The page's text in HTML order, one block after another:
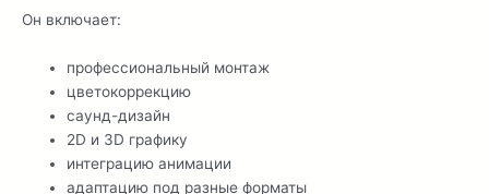
Он включает:
профессиональный монтаж
цветокоррекцию
саунд-дизайн
2D и 3D графику
интеграцию анимации
адаптацию под разные форматы